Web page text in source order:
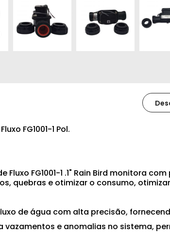
FG1001-1 Pol.
Fluxo FG1001-1 .1" Rain Bird monitora
quebras e otimizar o consumo,
de água com alta precisão,
vazamentos e anomalias no sistema,